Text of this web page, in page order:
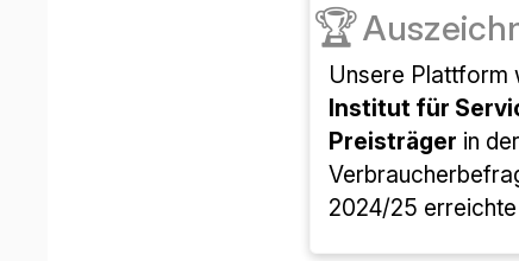
🏆
Unsere Plattform
Institut für
Preisträger in
2024/25